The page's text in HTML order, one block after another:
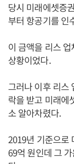
당시 미래에셋증
부터 항공기를 인
이 금액을 리스
상황이었다.
그러나 이후 리스
락을 받고 미래에
소 알아차렸다.
2019년 기준으로
69억 원인데 그